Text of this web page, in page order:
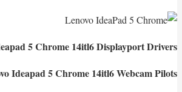
5 Chrome 14itl6 Displayport Drivers
Ideapad 5 Chrome 14itl6 Webcam Pilots